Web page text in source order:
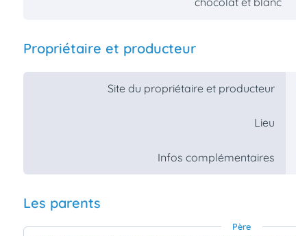
Propriétaire et producteur
Site du propriétaire et producteur
Lieu
Infos complémentaires
Les parents
Père